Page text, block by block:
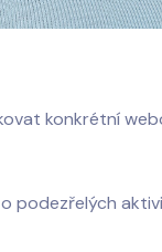
konkrétní
podezřelých